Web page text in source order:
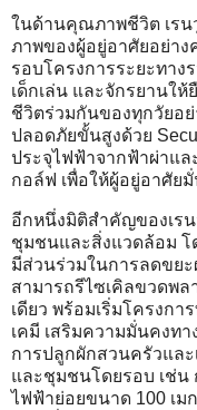
ในด้านคุณภาพชีวิต เรน
ภาพของผู้อยู่อาศัยอย่าง
รอบโครงการระยะทาง
เด็กเล่น และจักรยานใ
ชีวิตร่วมกันของทุกวัยอ
ปลอดภัยขั้นสูงด้วย
ประจุไฟฟ้าจากฟ้าผ่าแ
กอล์ฟ เพื่อให้ผู้อยู่อาศัย
อีกหนึ่งมิติสำคัญของเร
ชุมชนและสิ่งแวดล้อม โ
มีส่วนร่วมในการลดขยะ
สามารถรีไซเคิลขวดพ
เดียว พร้อมเริ่มโครงก
เคมี เสริมความมั่นคงทา
การปลูกผักสวนครัวแล
และชุมชนโดยรอบ เช่น
ไฟฟ้าย่อยขนาด 100 เ